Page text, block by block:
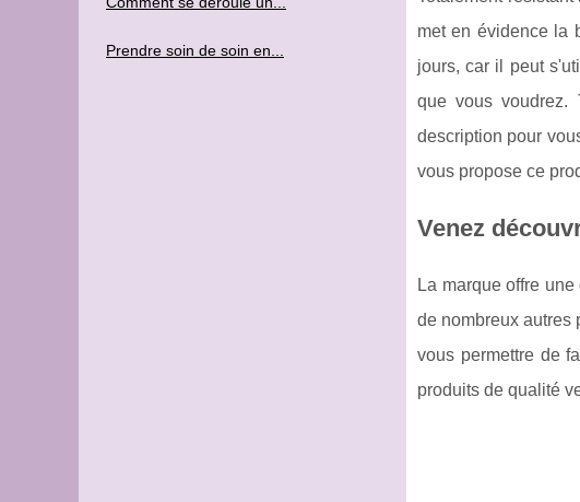
met en évidence la
jours, car il peut
que vous voudrez.
description pour
vous propose ce
Venez
La marque offre
de nombreux autres
vous permettre de
produits de qualité
Prendre soin de soin en...